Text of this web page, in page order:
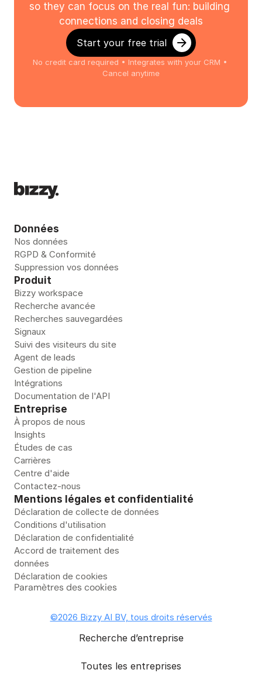
so they can focus on the real fun: building
connections and closing deals
Start your free trial
No credit card required • Integrates with your CRM •
Cancel anytime
Données
Nos données
RGPD & Conformité
Suppression vos données
Produit
Bizzy workspace
Recherche avancée
Recherches sauvegardées
Signaux
Suivi des visiteurs du site
Agent de leads
Gestion de pipeline
Intégrations
Documentation de l'API
Entreprise
À propos de nous
Insights
Études de cas
Carrières
Centre d'aide
Contactez-nous
Mentions légales et confidentialité
Déclaration de collecte de données
Conditions d'utilisation
Déclaration de confidentialité
Accord de traitement des
données
Déclaration de cookies
Paramètres des cookies
©2026 Bizzy AI BV, tous droits réservés
Recherche d’entreprise
Toutes les entreprises